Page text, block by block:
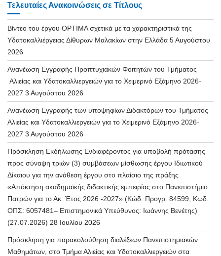
Τελευταίες Ανακοινώσεις σε Τίτλους
Βίντεο του έργου OPTIMA σχετικά με τα χαρακτηριστικά της
Υδατοκαλλιέργειας Δίθυρων Μαλακίων στην Ελλάδα 5 Αυγούστου
2026
Ανανέωση Εγγραφής Προπτυχιακών Φοιτητών του Τμήματος
Αλιείας και Υδατοκαλλιεργειών για το Χειμερινό Εξάμηνο 2026-
2027 3 Αυγούστου 2026
Ανανέωση Εγγραφής των υποψηφίων Διδακτόρων του Τμήματος
Αλιείας και Υδατοκαλλιεργειών για το Χειμερινό Εξάμηνο 2026-
2027 3 Αυγούστου 2026
Πρόσκληση Εκδήλωσης Ενδιαφέροντος για υποβολή πρότασης
προς σύναψη τριών (3) συμβάσεων μίσθωσης έργου Ιδιωτικού
Δίκαιου για την ανάθεση έργου στο πλαίσιο της πράξης
«Απόκτηση ακαδημαϊκής διδακτικής εμπειρίας στο Πανεπιστήμιο
Πατρών για το Ακ. Έτος 2026 -2027» (Κώδ. Προγρ. 84599, Κωδ.
ΟΠΣ: 6057481– Επιστημονικά Υπεύθυνος: Ιωάννης Βενέτης)
(27.07.2026) 28 Ιουλίου 2026
Πρόσκληση για παρακολούθηση διαλέξεων Πανεπιστημιακών
Μαθημάτων, στο Τμήμα Αλιείας και Υδατοκαλλιεργειών στα